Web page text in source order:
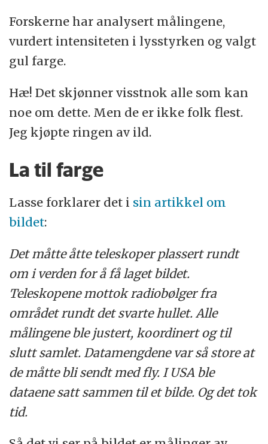
Forskerne har analysert målingene,
vurdert intensiteten i lysstyrken og valgt
gul farge.
Hæ! Det skjønner visstnok alle som kan
noe om dette. Men de er ikke folk flest.
Jeg kjøpte ringen av ild.
La til farge
Lasse forklarer det i sin artikkel om
bildet:
Det måtte åtte teleskoper plassert rundt
om i verden for å få laget bildet.
Teleskopene mottok radiobølger fra
området rundt det svarte hullet. Alle
målingene ble justert, koordinert og til
slutt samlet. Datamengdene var så store at
de måtte bli sendt med fly. I USA ble
dataene satt sammen til et bilde. Og det tok
tid.